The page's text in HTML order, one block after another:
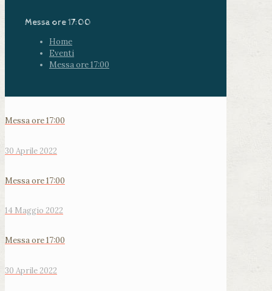
Messa ore 17:00
Home
Eventi
Messa ore 17:00
Messa ore 17:00
30 Aprile 2022
Messa ore 17:00
14 Maggio 2022
Messa ore 17:00
30 Aprile 2022